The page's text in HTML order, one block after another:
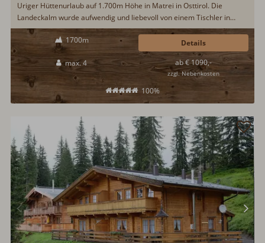
Uriger Hüttenurlaub auf 1.700m Höhe in Matrei in Osttirol. Die
Landeckalm wurde aufwendig und liebevoll von einem Tischler in
Handarbeit renoviert. Perfekt für einen Hüttenurlaub inmitten
unberührter Natur für alle die mal "aussteigen" möchten und etwas
Besonders suchen...
1700m
max. 4
100%
ab € 1090,-
zzgl. Nebenkosten
Details